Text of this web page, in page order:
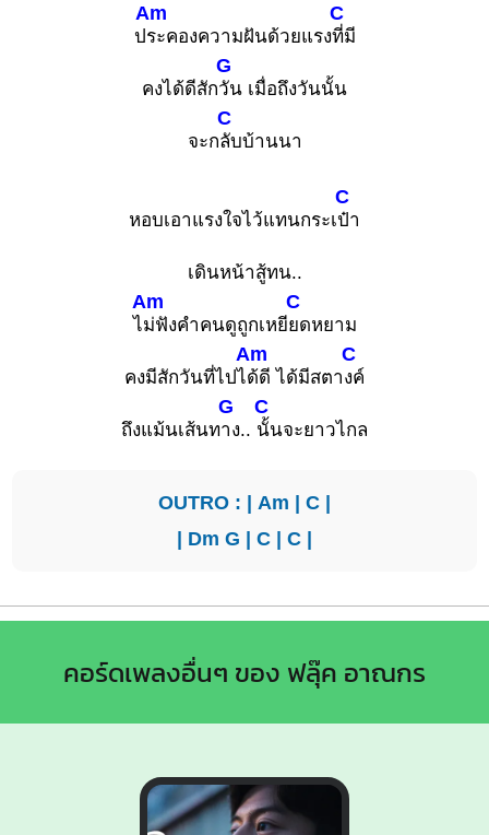
ป
Am
ระคองความฝันด้วยแรง
C
ที่มี
คงได้ดีสัก
G
วัน เมื่อถึงวันนั้น
จะก
C
ลับบ้านนา
หอบเอาแรงใจไว้แทนกระเ
C
ป๋า
เดินหน้าสู้ทน..
ไ
Am
ม่ฟังคำคนดูถูกเหยี
C
ยดหยาม
คงมีสักวันที่ไปไ
Am
ด้ดี ได้มีสตา
C
งค์
ถึงแม้นเส้นท
G
าง..
C
นั้นจะยาวไกล
OUTRO : | Am | C |
| Dm G | C | C |
คอร์ดเพลงอื่นๆ ของ ฟลุ๊ค อาณกร